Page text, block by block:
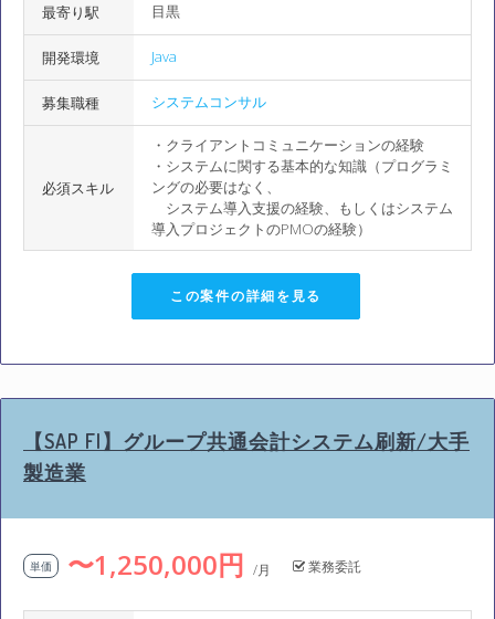
最寄り駅 目黒
開発環境 Java
募集職種 システムコンサル
必須スキル
・クライアントコミュニケーションの経験
・システムに関する基本的な知識（プログラミ
ングの必要はなく、
システム導入支援の経験、もしくはシステム
導入プロジェクトのPMOの経験）
この案件の詳細を見る
【SAP FI】グループ共通会計システム刷新/大手
製造業
単価 〜1,250,000円 /月 業務委託